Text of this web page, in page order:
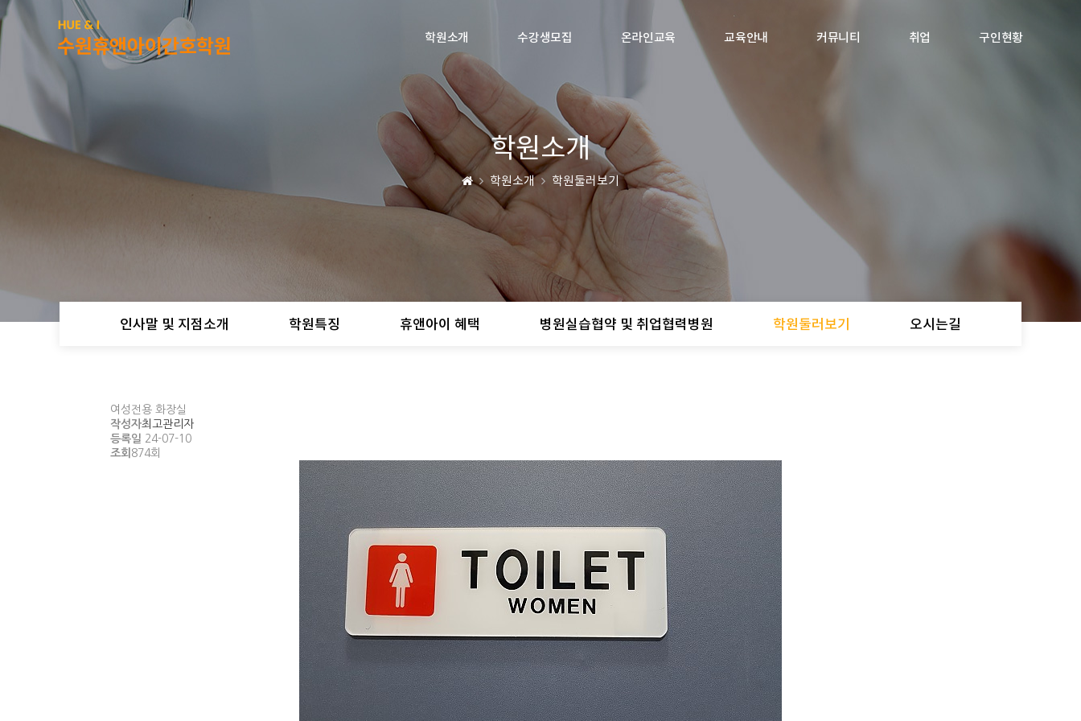
학원소개 수강생모집 온라인교육 교육안내 커뮤니티 취업 구인현황
학원소개
학원소개 학원둘러보기
인사말 및 지점소개 학원특징 휴앤아이 혜택 병원실습협약 및 취업협력병원 학원둘러보기 오시는길
여성전용 화장실
작성자최고관리자
등록일 24-07-10
조회 874회